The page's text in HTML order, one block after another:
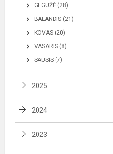
GEGUŽĖ (28)
BALANDIS (21)
KOVAS (20)
VASARIS (8)
SAUSIS (7)
2025
2024
2023